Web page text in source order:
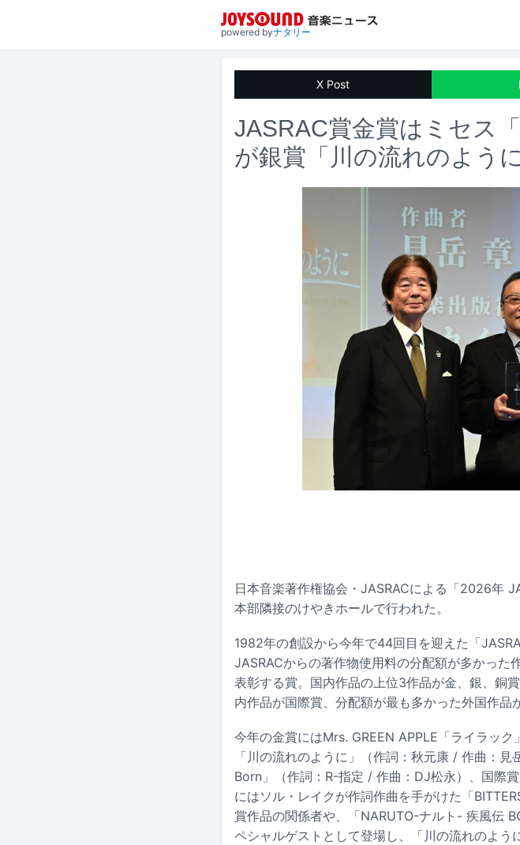
powered byナタリー
X Post
JASRAC賞金賞はミセス
が銀賞「川の流れのよう
日本音楽著作権協会・JASRACによる「2026年
本部隣接のけやきホールで行われた。
1982年の創設から今年で44回目を迎えた「
JASRACからの著作物使用料の分配額が多かった
表彰する賞。国内作品の上位3作品が金、銀、銅
内作品が国際賞、分配額が最も多かった外国作品
今年の金賞にはMrs. GREEN APPLE「ライラッ
「川の流れのように」（作詞：秋元康 / 作曲：
Born」（作詞：R-指定 / 作曲：DJ松永）、国際
にはソル・レイクが作詞作曲を手がけた「
賞作品の関係者や、「NARUTO-ナルト- 疾風伝
ペシャルゲストとして登場し、「川の流れのよう